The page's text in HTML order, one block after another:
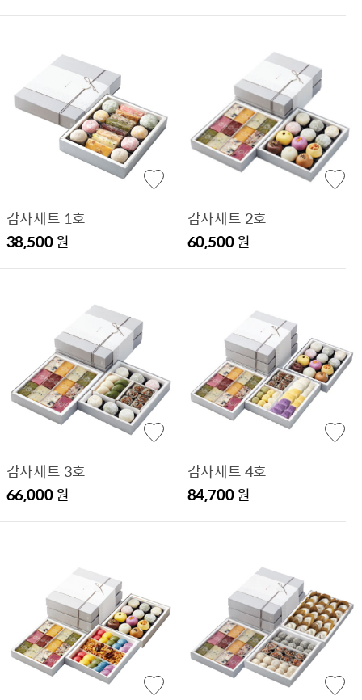
감사세트 1호
38,500원
감사세트 2호
60,500원
감사세트 3호
66,000원
감사세트 4호
84,700원